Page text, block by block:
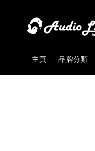
主頁 品牌分類